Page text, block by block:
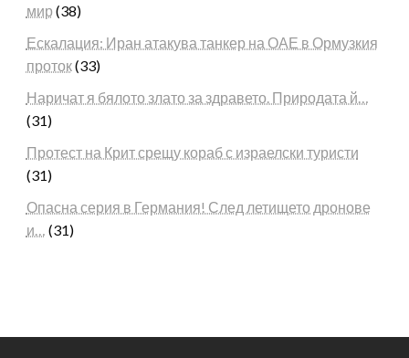
мир (38)
Ескалация: Иран атакува танкер на ОАЕ в Ормузкия
проток(33)
Наричат я бялото злато за здравето. Природата й…
(31)
Протест на Крит срещу кораб с израелски туристи
(31)
Опасна серия в Германия! След летището дронове
и… (31)